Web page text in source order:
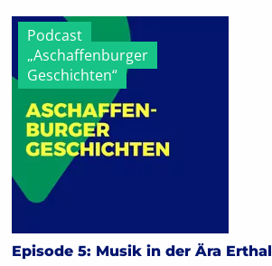
Podcast
„Aschaffenburger
Geschichten“
Episode 5: Musik in der Ära Erthal